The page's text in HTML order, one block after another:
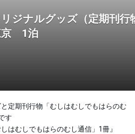
リジナルグッズ（定期刊
京 1泊
定期刊行物「むしはむしでもはらのむ
す
はむしでもはらのむし通信」1冊』